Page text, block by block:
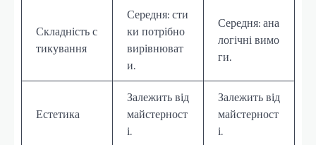
Складність с
тикування
Середня: сти
ки потрібно
вирівнюват
и.
Середня: ана
логічні вимо
ги.
Естетика
Залежить від
майстерност
і.
Залежить від
майстерност
і.